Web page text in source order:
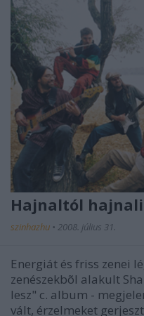
Hajnaltól
szinhazhu • 2008. július 31.
Energiát és friss zenei
zenészekbõl alakult
lesz" c. album -
vált, érzelmeket